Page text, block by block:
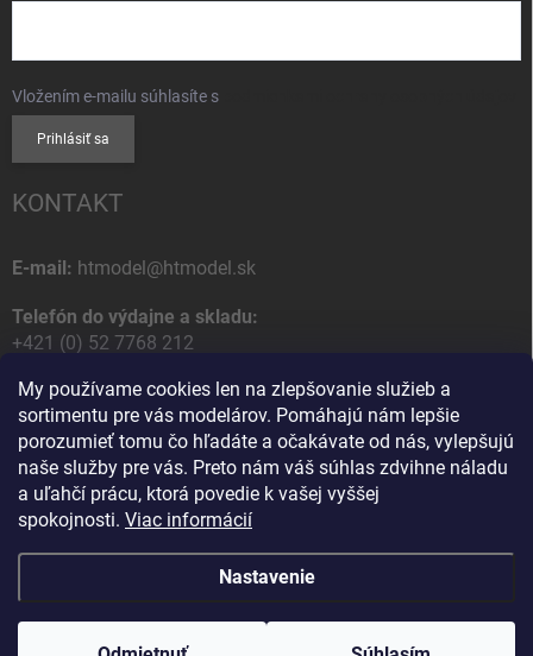
My používame cookies len na zlepšovanie služieb a
sortimentu pre vás modelárov. Pomáhajú nám lepšie
porozumieť tomu čo hľadáte a očakávate od nás, vylepšujú
naše služby pre vás. Preto nám váš súhlas zdvihne náladu
a uľahčí prácu, ktorá povedie k vašej vyššej
spokojnosti. Viac informácií
Nastavenie
Vložením e-mailu súhlasíte s
Prihlásiť sa
KONTAKT
E-mail: htmodel@htmodel.sk
Telefón do výdajne a skladu:
+421 (0) 52 7768 212
Poštová / Odberná adresa:
HT model
Na letisko 49
058 01 Poprad
Slovenská Republika
Copyright 2026HT model. Všetky práva vyhradené.Upraviť nastavenie